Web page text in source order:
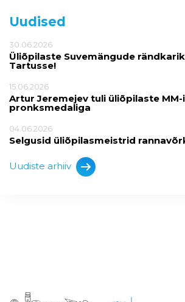
Uudised
30.06.2026
Üliõpilaste Suvemängude
Tartusse!
15.06.2026
Artur Jeremejev tuli üliõpilaste
pronksmedaliga
04.06.2026
Selgusid üliõpilasmeistrid
Uudiste arhiiv